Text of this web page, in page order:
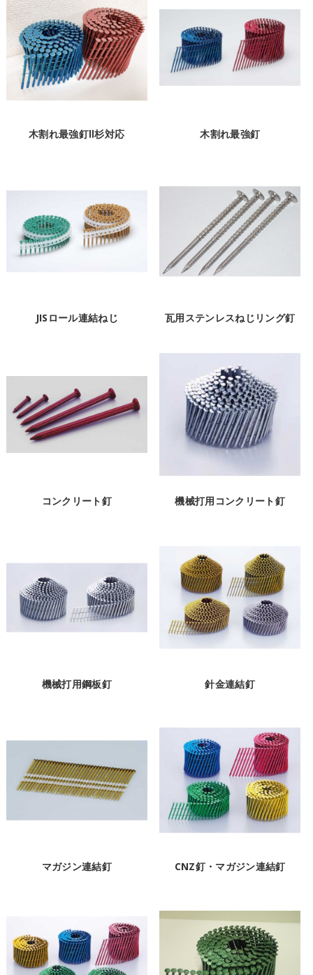
木割れ最強釘Ⅱ杉対応 木割れ最強釘
JISロール連結ねじ 瓦用ステンレスねじリング釘
コンクリート釘 機械打用コンクリート釘
機械打用鋼板釘 針金連結釘
マガジン連結釘 CNZ釘・マガジン連結釘